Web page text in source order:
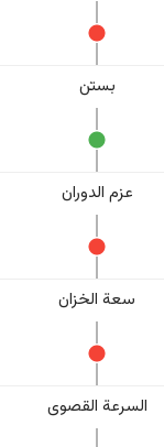
بستن
عزم الدوران
سعة الخزان
السرعة القصوى